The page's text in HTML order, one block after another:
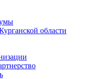
области